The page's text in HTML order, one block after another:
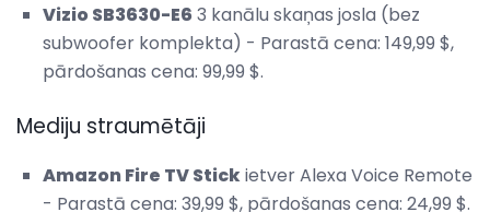
Vizio SB3630-E6 3 kanālu skaņas josla (bez
subwoofer komplekta) - Parastā cena: 149,99 $,
pārdošanas cena: 99,99 $.
Mediju straumētāji
Amazon Fire TV Stickietver Alexa Voice Remote
- Parastā cena: 39,99 $, pārdošanas cena: 24,99 $.